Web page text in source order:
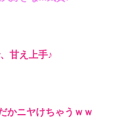
甘え上手♪
かニヤけちゃうｗｗ